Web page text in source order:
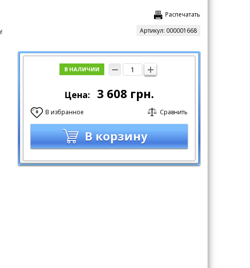
Распечатать
Артикул: 000001668
В НАЛИЧИИ
Цена: 3 608 грн.
0 В избранное Сравнить
В корзину